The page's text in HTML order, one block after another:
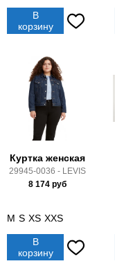
В
корзину
Куртка женская
29945-0036 - LEVIS
8 174руб
M S XS XXS
В
корзину